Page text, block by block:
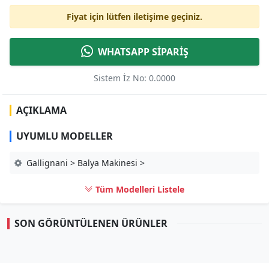
Fiyat için lütfen iletişime geçiniz.
WHATSAPP SİPARİŞ
Sistem İz No: 0.0000
AÇIKLAMA
UYUMLU MODELLER
Gallignani > Balya Makinesi >
Tüm Modelleri Listele
SON GÖRÜNTÜLENEN ÜRÜNLER